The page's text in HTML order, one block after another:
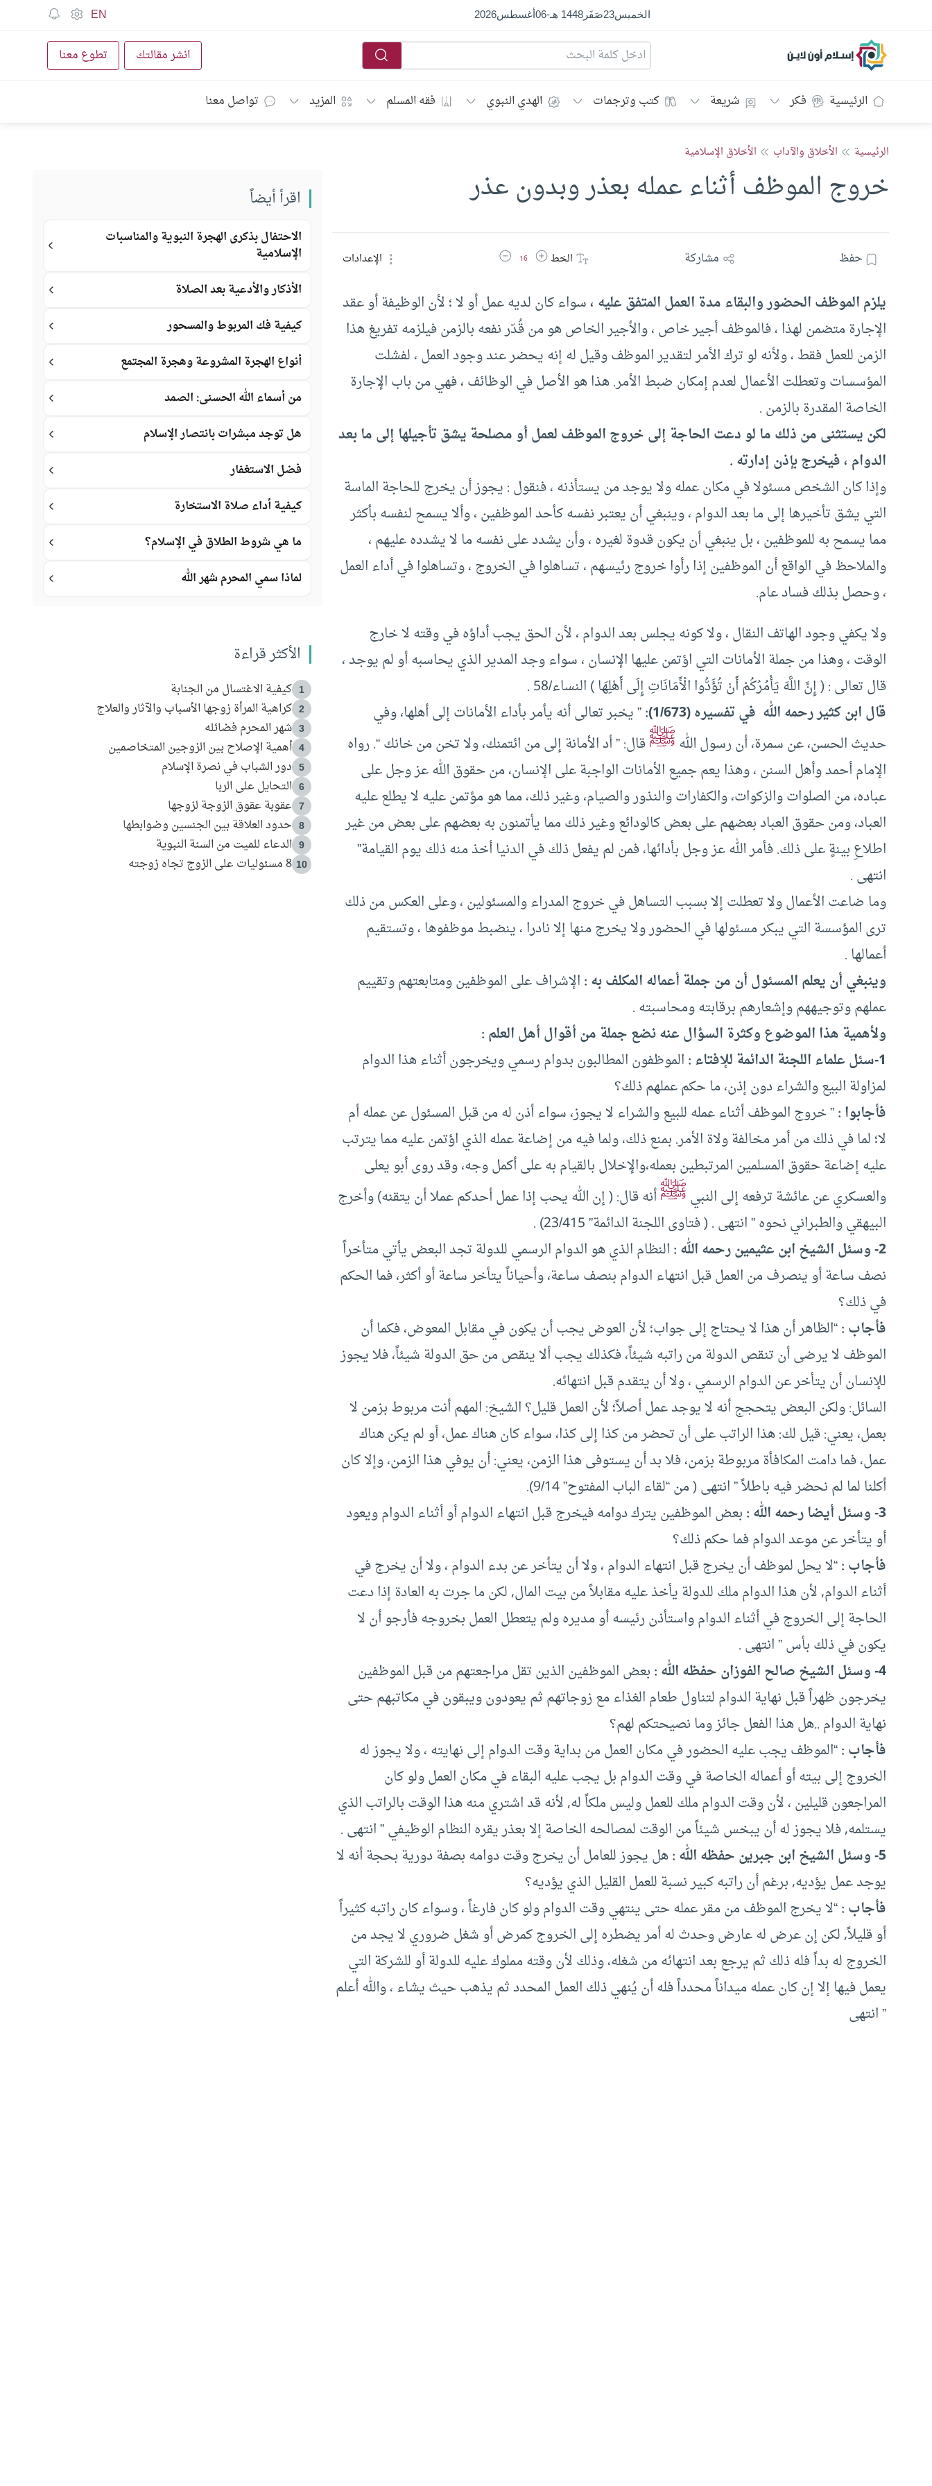
الخميس23صَفَر1448 هـ -
06أغسطس2026
EN
إسلام أون لاين انشر مقالتك تطوع معنا
الرئيسية فكر شريعة كتب وترجمات الهدي النبوي فقه المسلم المزيد تواصل معنا
الرئيسية الأخلاق والآداب الأخلاق الإسلامية
خروج الموظف أثناء عمله بعذر وبدون عذر
حفظ مشاركة الخطزيادة حجم الخط
16 تقليل حجم الخط الإعدادات
يلزم الموظف الحضور والبقاء مدة العمل المتفق عليه ،سواء كان لديه عمل أو لا ؛ لأن الوظيفة أو عقد
الإجارة متضمن لهذا ، فالموظف أجير خاص ، والأجير الخاص هو من قُدّر نفعه بالزمن فيلزمه تفريغ هذا
الزمن للعمل فقط ، ولأنه لو ترك الأمر لتقدير الموظف وقيل له إنه يحضر عند وجود العمل ، لفشلت
المؤسسات وتعطلت الأعمال لعدم إمكان ضبط الأمر. هذا هو الأصل في الوظائف ، فهي من باب الإجارة
الخاصة المقدرة بالزمن .
لكن يستثنى من ذلك ما لو دعت الحاجة إلى خروج الموظف لعمل أو مصلحة يشق تأجيلها إلى ما بعد
الدوام ، فيخرج بإذن إدارته .
وإذا كان الشخص مسئولا في مكان عمله ولا يوجد من يستأذنه ، فنقول : يجوز أن يخرج للحاجة الماسة
التي يشق تأخيرها إلى ما بعد الدوام ، وينبغي أن يعتبر نفسه كأحد الموظفين ، وألا يسمح لنفسه بأكثر
مما يسمح به للموظفين ، بل ينبغي أن يكون قدوة لغيره ، وأن يشدد على نفسه ما لا يشدده عليهم ،
والملاحظ في الواقع أن الموظفين إذا رأوا خروج رئيسهم ، تساهلوا في الخروج ، وتساهلوا في أداء العمل
، وحصل بذلك فساد عام.
ولا يكفي وجود الهاتف النقال ، ولا كونه يجلس بعد الدوام ، لأن الحق يجب أداؤه في وقته لا خارج
الوقت ، وهذا من جملة الأمانات التي اؤتمن عليها الإنسان ، سواء وجد المدير الذي يحاسبه أو لم يوجد ،
قال تعالى : ( إِنَّ اللَّهَ يَأْمُرُكُمْ أَنْ تُؤَدُّوا الْأَمَانَاتِ إِلَى أَهْلِهَا ) النساء/58 .
قال ابن كثير رحمه الله في تفسيره (1/673):
” يخبر تعالى أنه يأمر بأداء الأمانات إلى أهلها، وفي
حديث الحسن، عن سمرة، أن رسول اللهﷺقال: ” أد الأمانة إلى من ائتمنك، ولا تخن من خانك “. رواه
الإمام أحمد وأهل السنن ، وهذا يعم جميع الأمانات الواجبة على الإنسان، من حقوق الله عز وجل على
عباده، من الصلوات والزكوات، والكفارات والنذور والصيام، وغير ذلك، مما هو مؤتمن عليه لا يطلع عليه
العباد، ومن حقوق العباد بعضهم على بعض كالودائع وغير ذلك مما يأتمنون به بعضهم على بعض من غير
اطلاعِ بينةٍ على ذلك. فأمر الله عز وجل بأدائها، فمن لم يفعل ذلك في الدنيا أخذ منه ذلك يوم القيامة”
انتهى .
وما ضاعت الأعمال ولا تعطلت إلا بسبب التساهل في خروج المدراء والمسئولين ، وعلى العكس من ذلك
ترى المؤسسة التي يبكر مسئولها في الحضور ولا يخرج منها إلا نادرا ، ينضبط موظفوها ، وتستقيم
أعمالها .
وينبغي أن يعلم المسئول أن من جملة أعماله المكلف به :الإشراف على الموظفين ومتابعتهم وتقييم
عملهم وتوجيههم وإشعارهم برقابته ومحاسبته .
ولأهمية هذا الموضوع وكثرة السؤال عنه نضع جملة من أقوال أهل العلم :
1-سئل علماء اللجنة الدائمة للإفتاء :
الموظفون المطالبون بدوام رسمي ويخرجون أثناء هذا الدوام
لمزاولة البيع والشراء دون إذن، ما حكم عملهم ذلك؟
فأجابوا :” خروج الموظف أثناء عمله للبيع والشراء لا يجوز، سواء أذن له من قبل المسئول عن عمله أم
لا؛ لما في ذلك من أمر مخالفة ولاة الأمر. بمنع ذلك، ولما فيه من إضاعة عمله الذي اؤتمن عليه مما يترتب
عليه إضاعة حقوق المسلمين المرتبطين بعمله،والإخلال بالقيام به على أكمل وجه، وقد روى أبو يعلى
والعسكري عن عائشة ترفعه إلى النبيﷺأنه قال: ( إن الله يحب إذا عمل أحدكم عملا أن يتقنه) وأخرج
البيهقي والطبراني نحوه ” انتهى . ( فتاوى اللجنة الدائمة” 23/415) .
2- وسئل الشيخ ابن عثيمين رحمه الله :
النظام الذي هو الدوام الرسمي للدولة تجد البعض يأتي متأخراً
نصف ساعة أو ينصرف من العمل قبل انتهاء الدوام بنصف ساعة، وأحياناً يتأخر ساعة أو أكثر، فما الحكم
في ذلك؟
فأجاب :“الظاهر أن هذا لا يحتاج إلى جواب؛ لأن العوض يجب أن يكون في مقابل المعوض، فكما أن
الموظف لا يرضى أن تنقص الدولة من راتبه شيئاً، فكذلك يجب ألا ينقص من حق الدولة شيئاً، فلا يجوز
للإنسان أن يتأخر عن الدوام الرسمي ، ولا أن يتقدم قبل انتهائه.
السائل: ولكن البعض يتحجج أنه لا يوجد عمل أصلاً؛ لأن العمل قليل؟ الشيخ: المهم أنت مربوط بزمن لا
بعمل، يعني: قيل لك: هذا الراتب على أن تحضر من كذا إلى كذا، سواء كان هناك عمل، أو لم يكن هناك
عمل، فما دامت المكافأة مربوطة بزمن، فلا بد أن يستوفى هذا الزمن، يعني: أن يوفي هذا الزمن، وإلا كان
أكلنا لما لم نحضر فيه باطلاً ” انتهى ( من “لقاء الباب المفتوح” 9/14).
3- وسئل أيضا رحمه الله :
بعض الموظفين يترك دوامه فيخرج قبل انتهاء الدوام أو أثناء الدوام ويعود
أو يتأخر عن موعد الدوام فما حكم ذلك؟
فأجاب :“لا يحل لموظف أن يخرج قبل انتهاء الدوام ، ولا أن يتأخر عن بدء الدوام ، ولا أن يخرج في
أثناء الدوام, لأن هذا الدوام ملك للدولة يأخذ عليه مقابلاً من بيت المال, لكن ما جرت به العادة إذا دعت
الحاجة إلى الخروج في أثناء الدوام واستأذن رئيسه أو مديره ولم يتعطل العمل بخروجه فأرجو أن لا
يكون في ذلك بأس ” انتهى .
4- وسئل الشيخ صالح الفوزان حفظه الله :
بعض الموظفين الذين تقل مراجعتهم من قبل الموظفين
يخرجون ظهراً قبل نهاية الدوام لتناول طعام الغذاء مع زوجاتهم ثم يعودون ويبقون في مكاتبهم حتى
نهاية الدوام ..هل هذا الفعل جائز وما نصيحتكم لهم؟
فأجاب :“الموظف يجب عليه الحضور في مكان العمل من بداية وقت الدوام إلى نهايته ، ولا يجوز له
الخروج إلى بيته أو أعماله الخاصة في وقت الدوام بل يجب عليه البقاء في مكان العمل ولو كان
المراجعون قليلين ، لأن وقت الدوام ملك للعمل وليس ملكاً له, لأنه قد اشتري منه هذا الوقت بالراتب الذي
يستلمه, فلا يجوز له أن يبخس شيئاً من الوقت لمصالحه الخاصة إلا بعذر يقره النظام الوظيفي ” انتهى .
5- وسئل الشيخ ابن جبرين حفظه الله :
هل يجوز للعامل أن يخرج وقت دوامه بصفة دورية بحجة أنه لا
يوجد عمل يؤديه, برغم أن راتبه كبير نسبة للعمل القليل الذي يؤديه؟
فأجاب :“لا يخرج الموظف من مقر عمله حتى ينتهي وقت الدوام ولو كان فارغاً ، وسواء كان راتبه كثيراً
أو قليلاً, لكن إن عرض له عارض وحدث له أمر يضطره إلى الخروج كمرض أو شغل ضروري لا يجد من
الخروج له بداً فله ذلك ثم يرجع بعد انتهائه من شغله، وذلك لأن وقته مملوك عليه للدولة أو للشركة التي
يعمل فيها إلا إن كان عمله ميداناً محدداً فله أن يُنهي ذلك العمل المحدد ثم يذهب حيث يشاء ، والله أعلم
” انتهى
اقرأ أيضاً
الاحتفال بذكرى الهجرة النبوية والمناسبات
الإسلامية
الأذكار والأدعية بعد الصلاة
كيفية فك المربوط والمسحور
أنواع الهجرة المشروعة وهجرة المجتمع
من أسماء الله الحسنى: الصمد
هل توجد مبشرات بانتصار الإسلام
فضل الاستغفار
كيفية أداء صلاة الاستخارة
ما هي شروط الطلاق في الإسلام؟
لماذا سمي المحرم شهر الله
الأكثر قراءة
1 كيفية الاغتسال من الجنابة
2 كراهية المرأة زوجها الأسباب والآثار والعلاج
3 شهر المحرم فضائله
4 أهمية الإصلاح بين الزوجين المتخاصمين
5 دور الشباب في نصرة الإسلام
6 التحايل على الربا
7 عقوبة عقوق الزوجة لزوجها
8 حدود العلاقة بين الجنسين وضوابطها
9 الدعاء للميت من السنة النبوية
10 8 مسئوليات على الزوج تجاه زوجته